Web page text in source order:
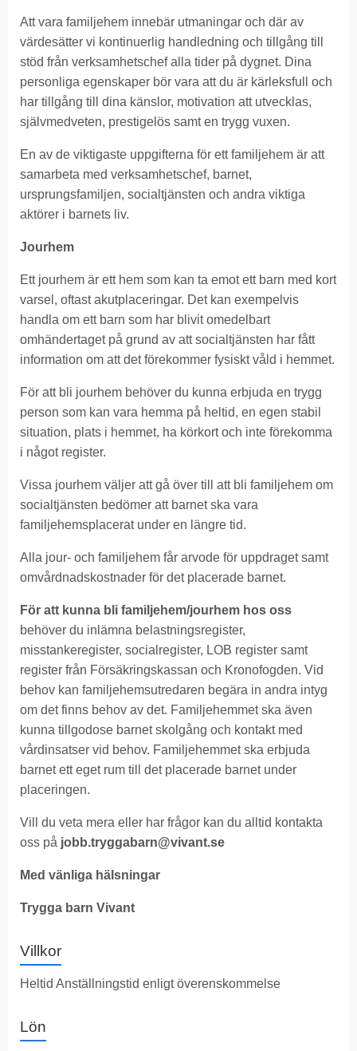
Att vara familjehem innebär utmaningar och där av
värdesätter vi kontinuerlig handledning och tillgång till
stöd från verksamhetschef alla tider på dygnet. Dina
personliga egenskaper bör vara att du är kärleksfull och
har tillgång till dina känslor, motivation att utvecklas,
självmedveten, prestigelös samt en trygg vuxen.
En av de viktigaste uppgifterna för ett familjehem är att
samarbeta med verksamhetschef, barnet,
ursprungsfamiljen, socialtjänsten och andra viktiga
aktörer i barnets liv.
Jourhem
Ett jourhem är ett hem som kan ta emot ett barn med kort
varsel, oftast akutplaceringar. Det kan exempelvis
handla om ett barn som har blivit omedelbart
omhändertaget på grund av att socialtjänsten har fått
information om att det förekommer fysiskt våld i hemmet.
För att bli jourhem behöver du kunna erbjuda en trygg
person som kan vara hemma på heltid, en egen stabil
situation, plats i hemmet, ha körkort och inte förekomma
i något register.
Vissa jourhem väljer att gå över till att bli familjehem om
socialtjänsten bedömer att barnet ska vara
familjehemsplacerat under en längre tid.
Alla jour- och familjehem får arvode för uppdraget samt
omvårdnadskostnader för det placerade barnet.
För att kunna bli familjehem/jourhem hos oss
behöver du inlämna belastningsregister,
misstankeregister, socialregister, LOB register samt
register från Försäkringskassan och Kronofogden. Vid
behov kan familjehemsutredaren begära in andra intyg
om det finns behov av det. Familjehemmet ska även
kunna tillgodose barnet skolgång och kontakt med
vårdinsatser vid behov. Familjehemmet ska erbjuda
barnet ett eget rum till det placerade barnet under
placeringen.
Vill du veta mera eller har frågor kan du alltid kontakta
oss på jobb.tryggabarn@vivant.se
Med vänliga hälsningar
Trygga barn Vivant
Villkor
Heltid Anställningstid enligt överenskommelse
Lön